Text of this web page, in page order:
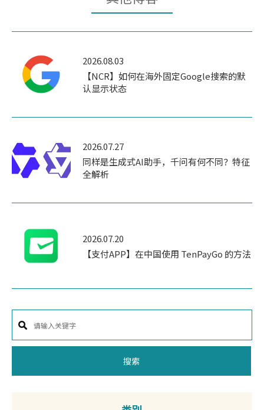
2026.08.03
【NCR】如何在海外固定Google搜索的默
认显示状态
2026.07.27
同样是生成式AI助手，千问有何不同？特征
全解析
2026.07.20
【支付APP】在中国使用 TenPayGo 的方法
搜索